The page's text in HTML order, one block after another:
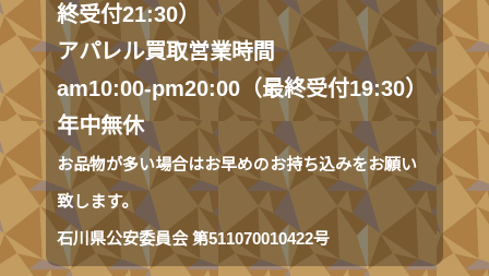
終受付21:30）
アパレル買取営業時間
am10:00-pm20:00（最終受付19:30）
年中無休
お品物が多い場合はお早めのお持ち込みをお願い
致します。
石川県公安委員会 第511070010422号